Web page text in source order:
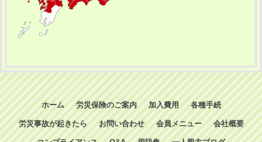
ホーム 労災保険のご案内 加入費用 各種手続
労災事故が起きたら お問い合わせ 会員メニュー 会社概要